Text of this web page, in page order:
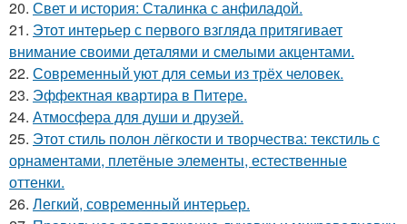
20. Свет и история: Сталинка с анфиладой.
21. Этот интерьер с первого взгляда притягивает
внимание своими деталями и смелыми акцентами.
22. Современный уют для семьи из трёх человек.
23. Эффектная квартира в Питере.
24. Атмосфера для души и друзей.
25. Этот стиль полон лёгкости и творчества: текстиль с
орнаментами, плетёные элементы, естественные
оттенки.
26. Легкий, современный интерьер.